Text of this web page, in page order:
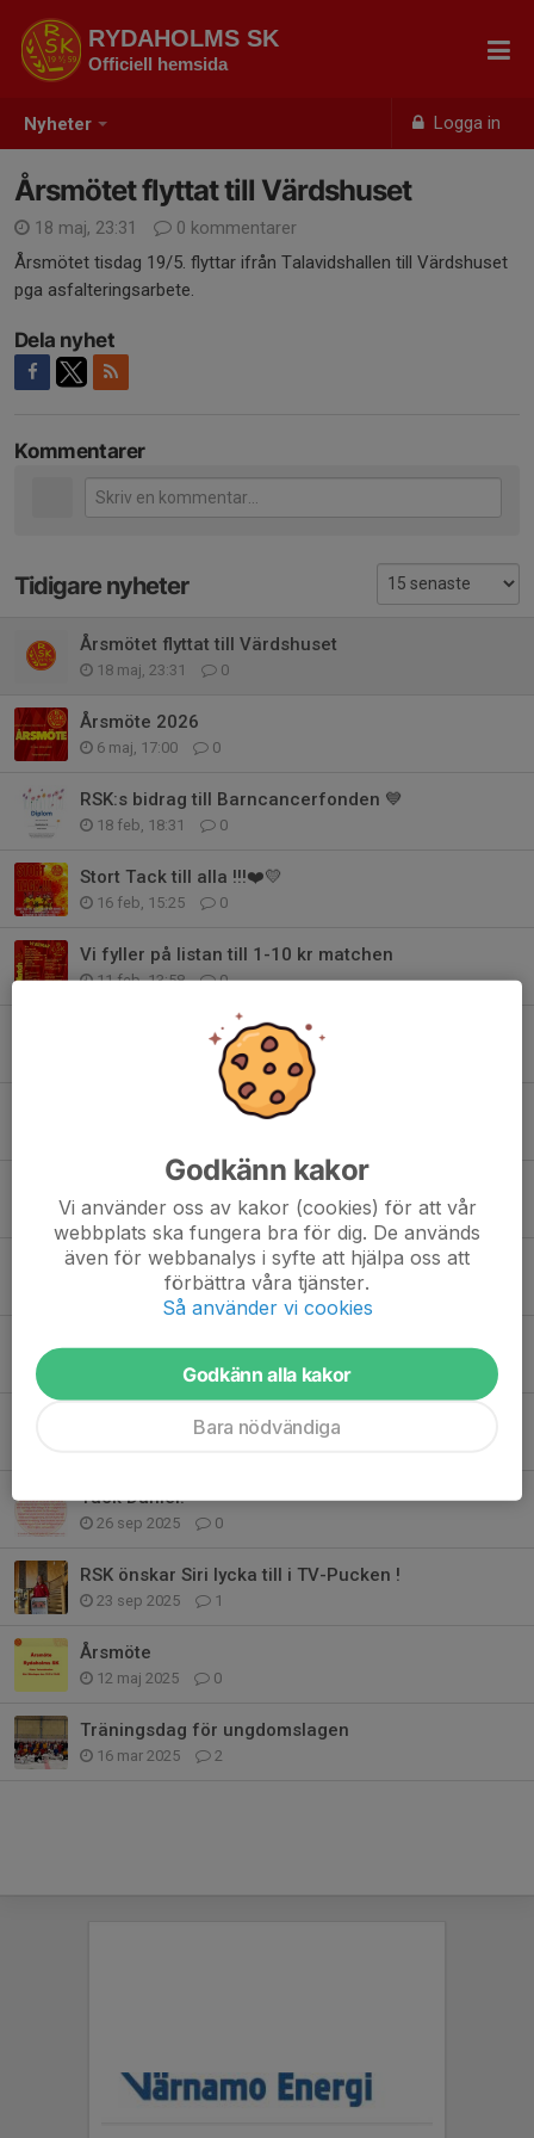
Nyheter Logga in
RYDAHOLMS SK
Officiell hemsida
Årsmötet flyttat till Värdshuset
18 maj, 23:31
0 kommentarer
Årsmötet tisdag 19/5. flyttar ifrån Talavidshallen till Värdshuset
pga asfalteringsarbete.
Dela nyhet
Kommentarer
Tidigare nyheter
Årsmötet flyttat till Värdshuset
18 maj, 23:31 0
Årsmöte 2026
6 maj, 17:00 0
RSK:s bidrag till Barncancerfonden 💙
18 feb, 18:31 0
Stort Tack till alla !!!❤️💛
16 feb, 15:25 0
Vi fyller på listan till 1-10 kr matchen
11 feb, 13:58 0
1-10 Kr match fredag 13/2 i Talavidshallen
Reportage om Gabriel i VN
1-10 Kr match fredag 13/2 i Talavidshallen
16 jan, 16:45 0
God Jul till er från oss
22 dec 2025 0
0
RSK på Julmarknad i Rydaholm idag
Tack Daniel!
26 sep 2025 0
RSK önskar Siri lycka till i TV-Pucken !
23 sep 2025 1
Årsmöte
12 maj 2025 0
Träningsdag för ungdomslagen
16 mar 2025 2
Godkänn kakor
Vi använder oss av kakor (cookies) för att vår
webbplats ska fungera bra för dig. De används
även för webbanalys i syfte att hjälpa oss att
förbättra våra tjänster.
Så använder vi cookies
Godkänn alla kakor
Bara nödvändiga